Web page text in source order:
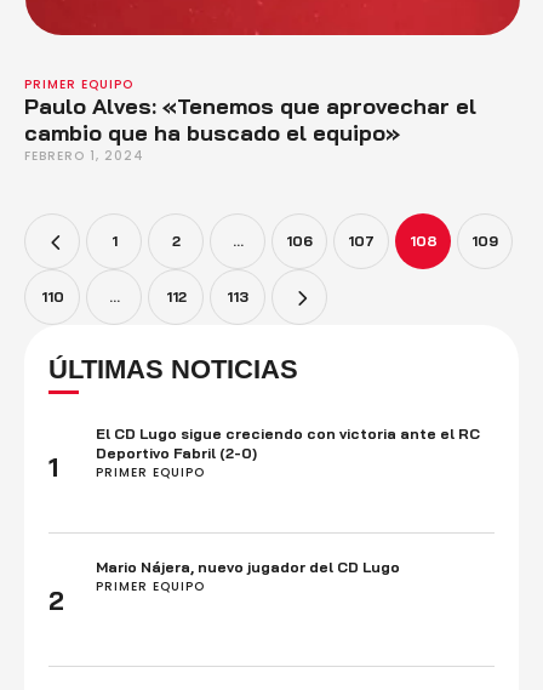
PRIMER EQUIPO
Paulo Alves: «Tenemos que aprovechar el
cambio que ha buscado el equipo»
FEBRERO 1, 2024
1 2 … 106 107 108 109
110 … 112 113
ÚLTIMAS NOTICIAS
1
El CD Lugo sigue creciendo con victoria ante el RC
Deportivo Fabril (2-0)
PRIMER EQUIPO
2
Mario Nájera, nuevo jugador del CD Lugo
PRIMER EQUIPO